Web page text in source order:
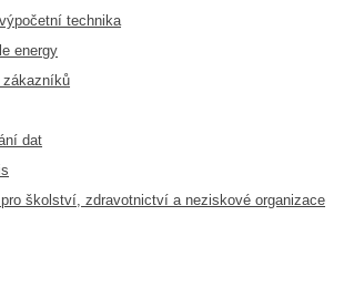
technika
energy
zákazníků
dat
školství, zdravotnictví a neziskové organizace